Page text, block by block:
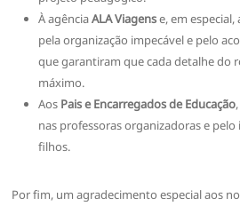
À agênciaALA Viagense, em
pela organização impecável e pelo
que garantiram que cada detalhe do
máximo.
Aos Pais e Encarregados de Educação
nas professoras organizadoras e
filhos.
Por fim, um agradecimento especial aos